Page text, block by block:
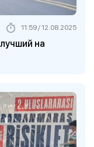
на
11:59 / 12.08.2025